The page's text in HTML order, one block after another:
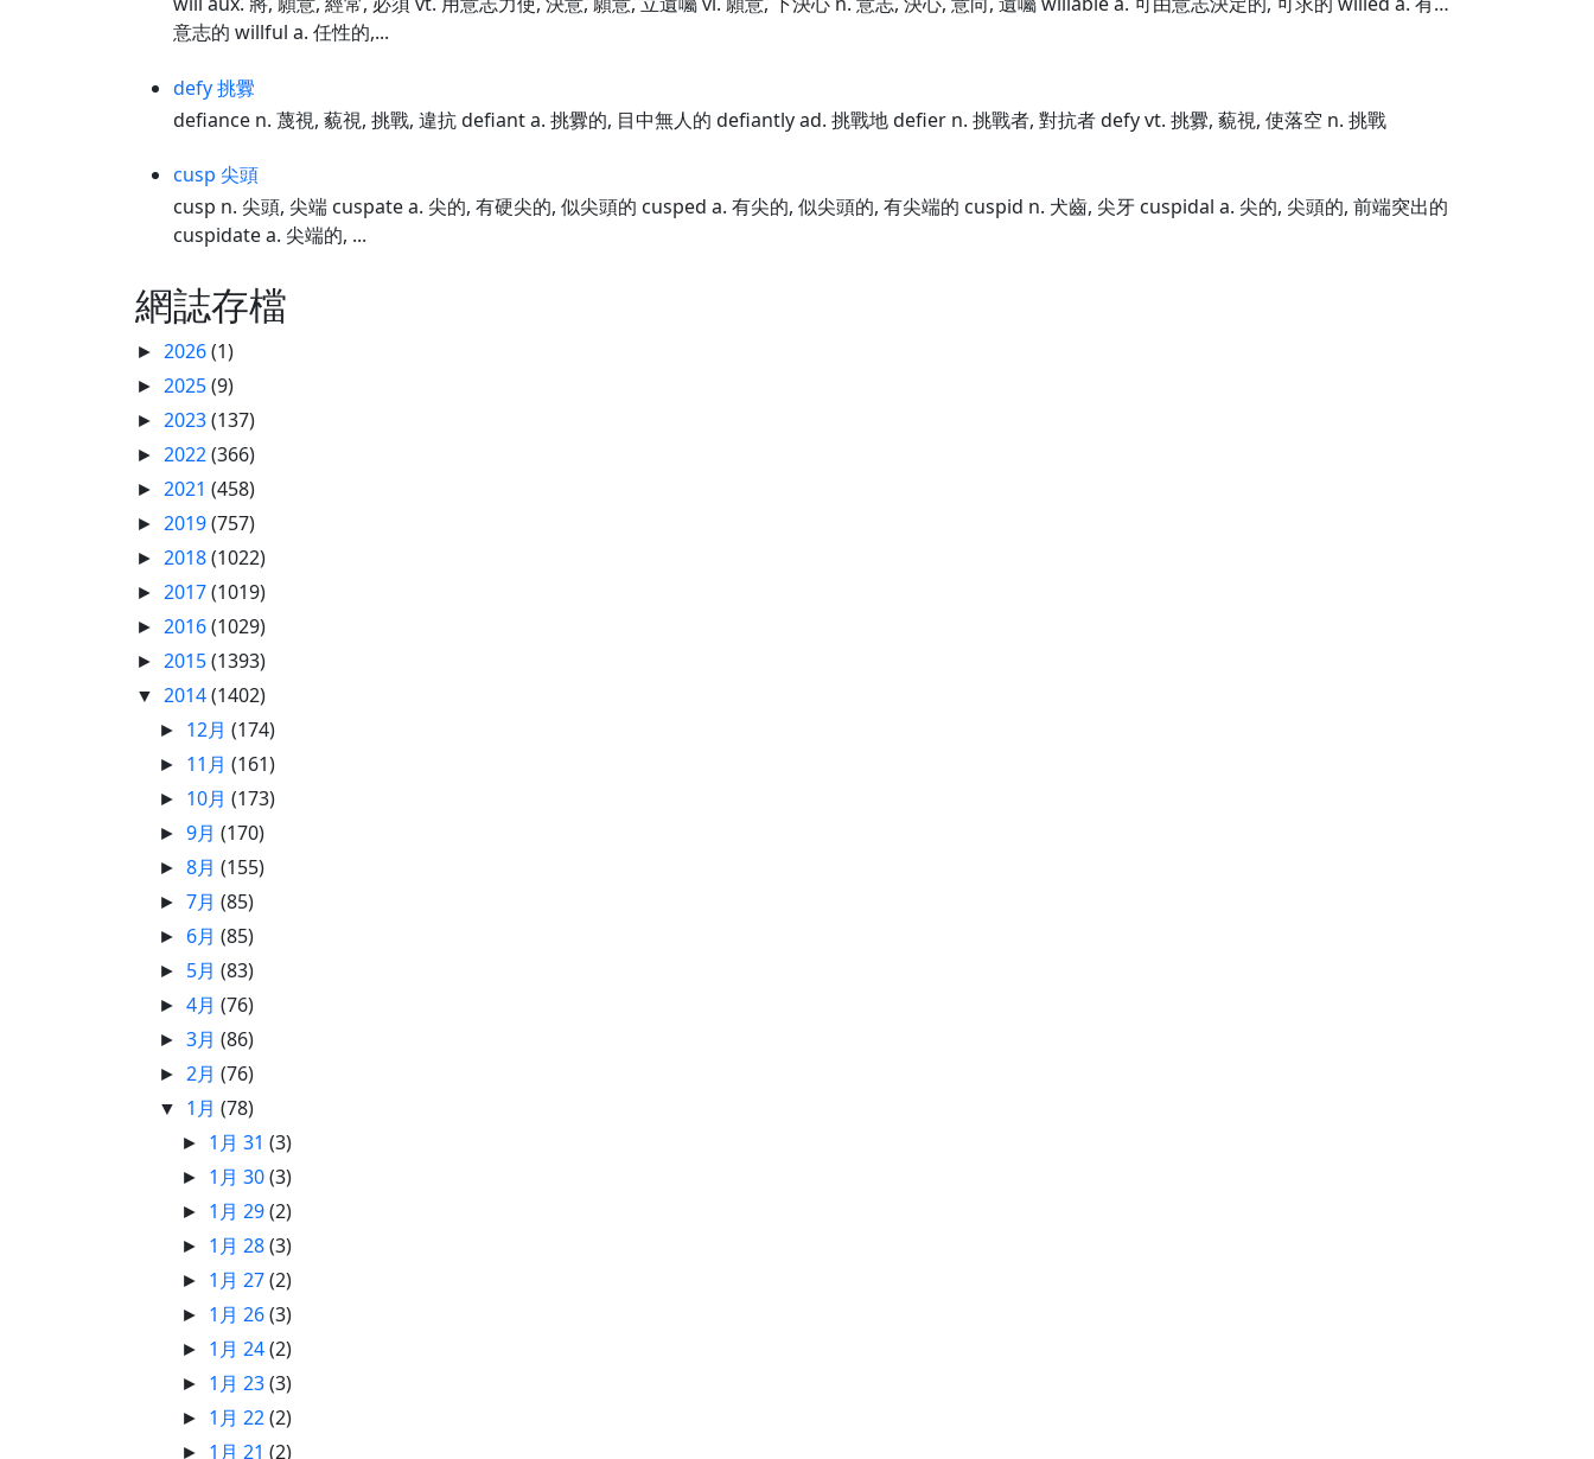
意志的 willful a. 任性的,...
defy 挑釁
defiance n. 蔑視, 藐視, 挑戰, 違抗 defiant a. 挑釁的, 目中無人的 defiantly ad. 挑戰地 defier n. 挑戰者, 對抗者 defy vt. 挑釁, 藐視, 使落空 n. 挑戰
cusp 尖頭
cusp n. 尖頭, 尖端 cuspate a. 尖的, 有硬尖的, 似尖頭的 cusped a. 有尖的, 似尖頭的, 有尖端的 cuspid n. 犬齒, 尖牙 cuspidal a. 尖的, 尖頭的, 前端突出的
cuspidate a. 尖端的, ...
網誌存檔
► 2026(1)
► 2025(9)
► 2023(137)
► 2022(366)
► 2021 (458)
► 2019(757)
► 2018(1022)
► 2017(1019)
► 2016(1029)
► 2015(1393)
▼ 2014(1402)
► 12月(174)
► 11月(161)
► 10月(173)
►9月(170)
►8月(155)
►7月(85)
► 6月(85)
► 5月(83)
►4月(76)
►3月(86)
► 2月(76)
▼ 1月(78)
► 1月 31(3)
► 1月 30(3)
► 1月 29(2)
► 1月 28(3)
► 1月 27(2)
► 1月 26(3)
► 1月 24(2)
► 1月 23(3)
► 1月 22(2)
► 1月 21(2)